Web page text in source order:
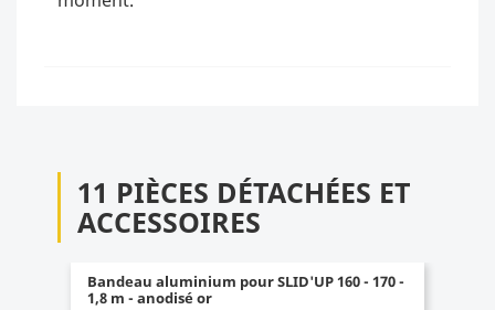
11 PIÈCES DÉTACHÉES ET
ACCESSOIRES
Equerre de jonction pour SLID'UP 160 - 170 -
porte jusqu'à 45 mm